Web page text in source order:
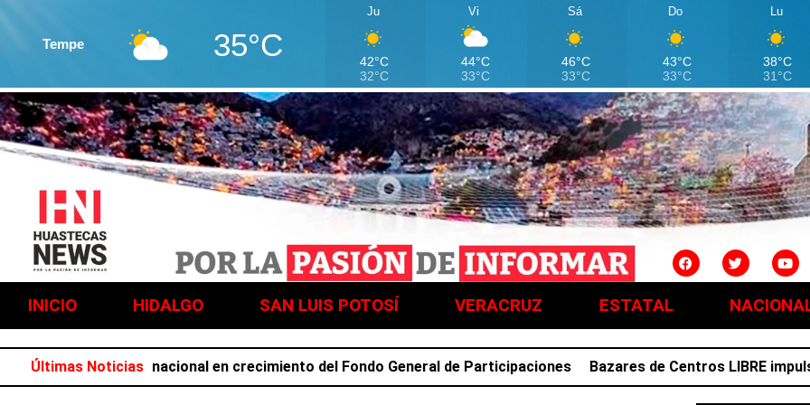
Tempe 35°C
Ju
42°C
32°C
Vi
44°C
33°C
Sá
46°C
33°C
Do
43°C
33°C
Lu
38°C
31°C
INICIO HIDALGO SAN LUIS POTOSÍ VERACRUZ ESTATAL
Últimas Noticias
el primer lugar nacional en crecimiento del Fondo General de Participaciones Bazares de Centros LIBRE impulsan